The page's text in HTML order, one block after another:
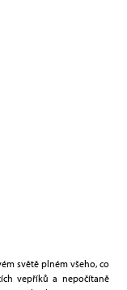
světě plném všeho, co
vepříků a nepočítaně